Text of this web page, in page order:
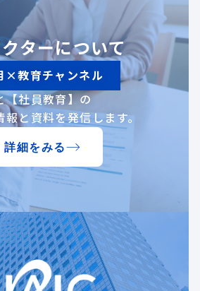
ターについて
×教育チャンネル
【社員教育】の
と資料を発信します。
詳細をみる